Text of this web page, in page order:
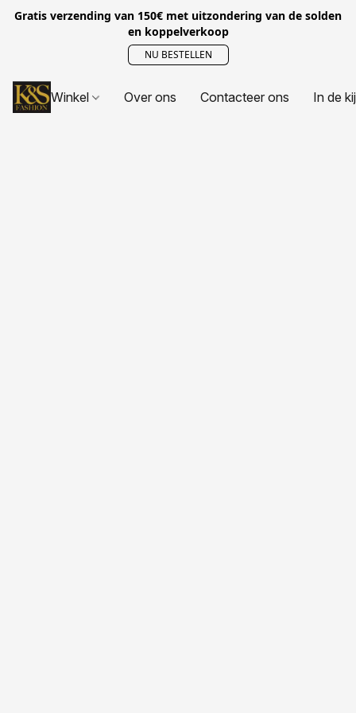
Gratis verzending van 150€ met uitzondering van de solden
en koppelverkoop
NU BESTELLEN
Winkel Over ons Contacteer ons In de